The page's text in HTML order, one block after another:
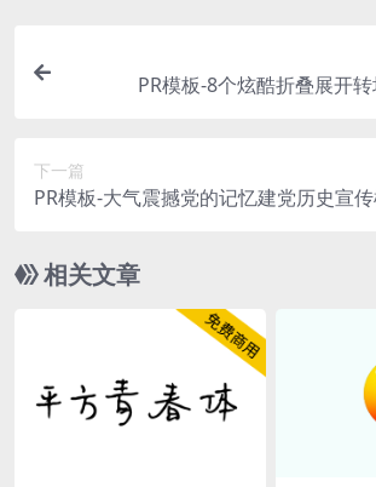
PR模板-8个炫酷折叠展开
下一篇
PR模板-大气震撼党的记忆建党历史宣
相关文章